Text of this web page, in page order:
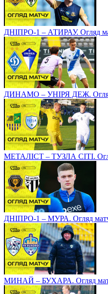
ДНІПРО-1 – АТИРАУ. Огляд
ДИНАМО – УНІРЯ ДЕЖ. Огляд
МЕТАЛІСТ – ТУЗЛА СІТІ.
ДНІПРО-1 – МУРА. Огляд
МИНАЙ – БУХАРА. Огляд